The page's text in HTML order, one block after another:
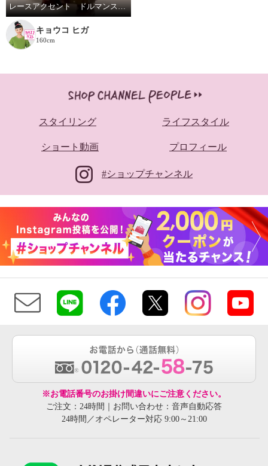
レースアクセント ドルマンスリーブニット
キョウコ ヒガ
160cm
スタイリング ライフスタイル
ショート動画 プロフィール
#ショップチャンネル
※お電話番号のお掛け間違いにご注意ください。
ご注文：24時間｜お問い合わせ：音声自動応答
24時間／オペレーター対応 9:00～21:00